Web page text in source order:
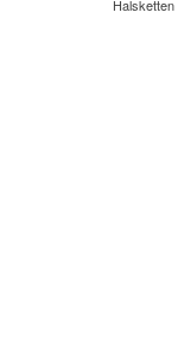
Halsketten